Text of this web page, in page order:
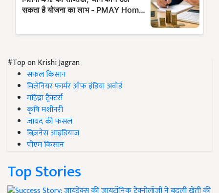
#Top on Krishi Jagran
सफल किसान
मिलेनियर फार्मर ऑफ इंडिया अवॉर्ड
महिंद्रा ट्रैक्टर्स
कृषि मशीनरी
जायद की फसल
बिज़नेस आइडियाज
पीएम किसान
Top Stories